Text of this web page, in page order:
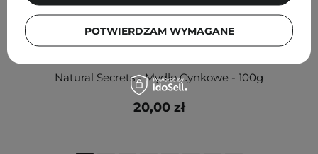
Natural Secrets - Mydło Cynkowe - 100g
20,00 zł
POTWIERDZAM WYMAGANE